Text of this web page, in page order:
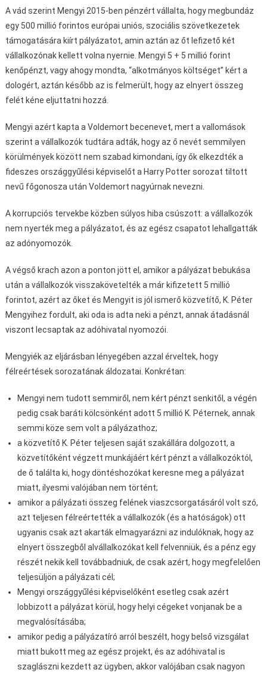
A vád szerint Mengyi 2015-ben pénzért vállalta, hogy megbundáz
egy 500 millió forintos európai uniós, szociális szövetkezetek
támogatására kiírt pályázatot, amin aztán az őt lefizető két
vállalkozónak kellett volna nyernie. Mengyi 5 + 5 millió forint
kenőpénzt, vagy ahogy mondta, “alkotmányos költséget” kért a
dologért, aztán később az is felmerült, hogy az elnyert összeg
felét kéne eljuttatni hozzá.
Mengyi azért kapta a Voldemort becenevet, mert a vallomások
szerint a vállalkozók tudtára adták, hogy az ő nevét semmilyen
körülmények között nem szabad kimondani, így ők elkezdték a
fideszes országgyűlési képviselőt a Harry Potter sorozat tiltott
nevű főgonosza után Voldemort nagyúrnak nevezni.
A korrupciós tervekbe közben súlyos hiba csúszott: a vállalkozók
nem nyerték meg a pályázatot, és az egész csapatot lehallgatták
az adónyomozók.
A végső krach azon a ponton jött el, amikor a pályázat bebukása
után a vállalkozók visszakövetelték a már kifizetett 5 millió
forintot, azért az őket és Mengyit is jól ismerő közvetítő, K. Péter
Mengyihez fordult, aki oda is adta neki a pénzt, annak átadásnál
viszont lecsaptak az adóhivatal nyomozói.
Mengyiék az eljárásban lényegében azzal érveltek, hogy
félreértések sorozatának áldozatai. Konkrétan:
Mengyi nem tudott semmiről, nem kért pénzt senkitől, a végén
pedig csak baráti kölcsönként adott 5 millió K. Péternek, annak
semmi köze sem volt a pályázathoz;
a közvetítő K. Péter teljesen saját szakállára dolgozott, a
közvetítőként végzett munkájáért kért pénzt a vállalkozóktól,
de ő találta ki, hogy döntéshozókat keresne meg a pályázat
miatt, ilyesmi valójában nem történt;
amikor a pályázati összeg felének viaszcsorgatásáról volt szó,
azt teljesen félreértették a vállalkozók (és a hatóságok) ott
ugyanis csak azt akarták elmagyarázni az indulóknak, hogy az
elnyert összegből alvállalkozókat kell felvenniük, és a pénz egy
részét nekik kell továbbadniuk, de csak azért, hogy megfelelően
teljesüljön a pályázati cél;
Mengyi országgyűlési képviselőként esetleg csak azért
lobbizott a pályázat körül, hogy helyi cégeket vonjanak be a
megvalósításába;
amikor pedig a pályázatíró arról beszélt, hogy belső vizsgálat
miatt bukott meg az egész projekt, és az adóhivatal is
szaglászni kezdett az ügyben, akkor valójában csak nagyon